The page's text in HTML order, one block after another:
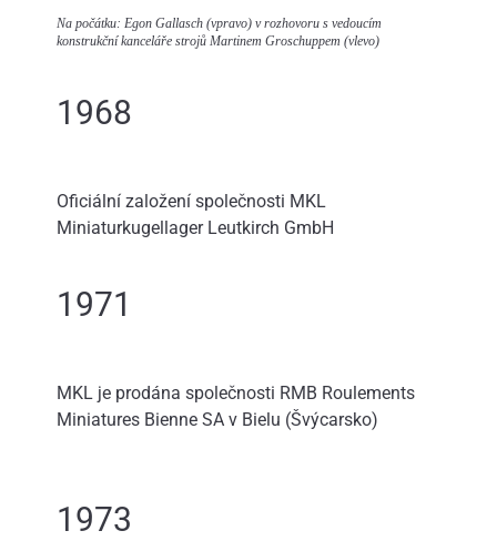
Na počátku: Egon Gallasch (vpravo) v rozhovoru s vedoucím
konstrukční kanceláře strojů Martinem Groschuppem (vlevo)
1968
Oficiální založení společnosti MKL
Miniaturkugellager Leutkirch GmbH
1971
MKL je prodána společnosti RMB Roulements
Miniatures Bienne SA v Bielu (Švýcarsko)
1973